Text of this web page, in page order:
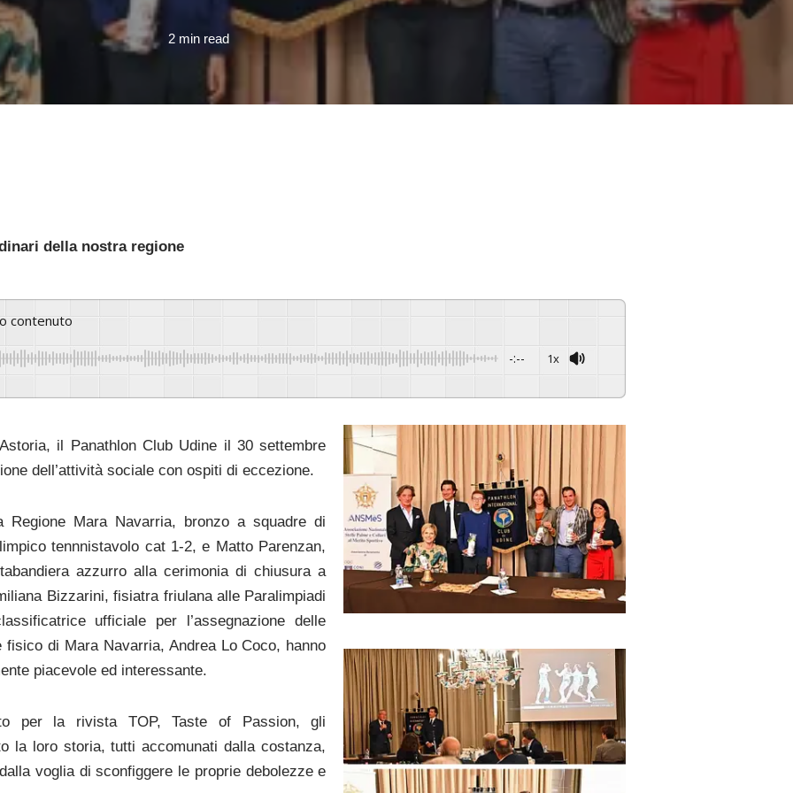
2 min read
della nostra regione
contenuto
-:-- 1x
il Panathlon Club Udine il 30 settembre
dell’attività sociale con ospiti di eccezione.
Regione Mara Navarria, bronzo a squadre di
tennnistavolo cat 1-2, e Matto Parenzan,
azzurro alla cerimonia di chiusura a
Bizzarini, fisiatra friulana alle Paralimpiadi
ufficiale per l’assegnazione delle
di Mara Navarria, Andrea Lo Coco, hanno
piacevole ed interessante.
per la rivista TOP, Taste of Passion, gli
la loro storia, tutti accomunati dalla costanza,
voglia di sconfiggere le proprie debolezze e